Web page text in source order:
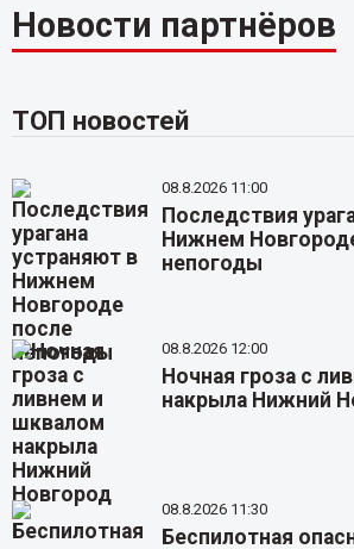
Новости партнёров
ТОП новостей
08.8.2026 11:00
Последствия
Нижнем
непогоды
08.8.2026 12:00
Ночная гроза с
накрыла Нижний
08.8.2026 11:30
Беспилотная